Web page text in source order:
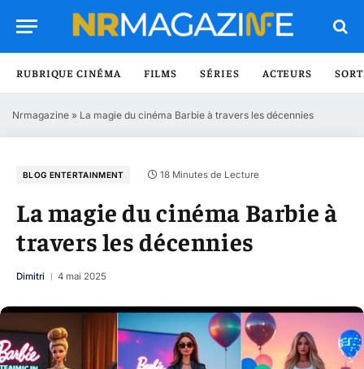
RUBRIQUE CINÉMA FILMS SÉRIES ACTEURS
Nrmagazine » La magie du cinéma Barbie à travers les décennies
BLOG ENTERTAINMENT 18 Minutes de Lecture
La magie du cinéma Barbie à
travers les décennies
Dimitri 4 mai 2025